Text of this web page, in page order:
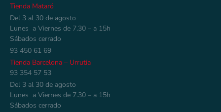
Tienda Mataró
Del 3 al 30 de agosto
Lunes a Viernes de 7.30 – a 15h
Sábados cerrado
93 450 61 69
Tienda Barcelona – Urrutia
93 354 57 53
Del 3 al 30 de agosto
Lunes a Viernes de 7.30 – a 15h
Sábados cerrado